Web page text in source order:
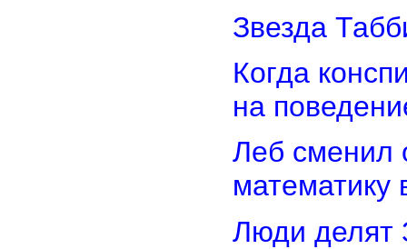
Звезда
Когда
на
Леб сменил
математику
Люди делят